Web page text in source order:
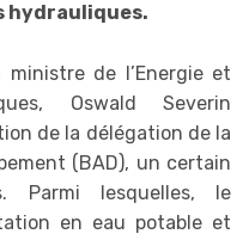
hydrauliques.
de l’Energie et
Oswald Severin
de la délégation de la
(BAD), un certain
Parmi lesquelles, le
en eau potable et